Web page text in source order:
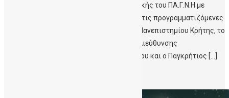
(ΔηΤΟΒ Κρήτης) της Αιματολογικής Κλινικής του ΠΑ.Γ.Ν.Η με
συνδιοργανωτή την Περιφέρεια Κρήτης. Στις προγραμματιζόμενες
δράσεις συμμετέχει η Ιατρική Σχολή του Πανεπιστημίου Κρήτης, τo
Γραφείο Σχολικών Δραστηριοτήτων της Διεύθυνσης
Δευτεροβάθμιας Εκπαίδευσης Ν. Ηρακλείου και ο Παγκρήτιος […]